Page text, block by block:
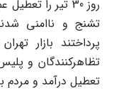
روز 30 تیر را
تشنج و ناامنی
پرداختند بازار
تعطیل درآمد و مردم